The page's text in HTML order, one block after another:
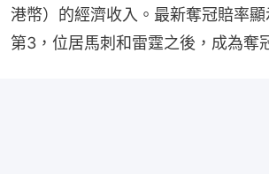
港幣）的經濟收入。最新奪冠賠率
第3，位居馬刺和雷霆之後，成為奪